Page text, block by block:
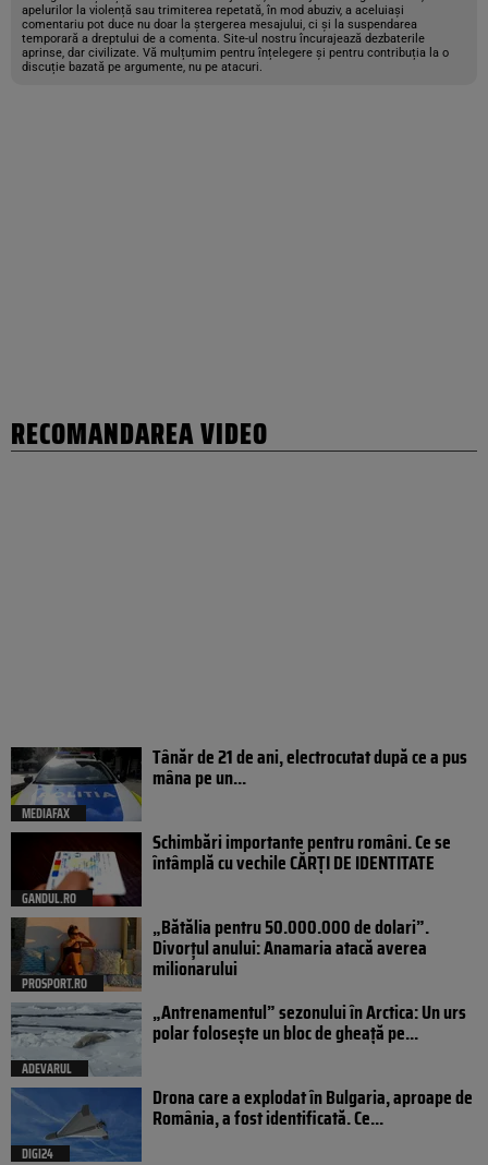
apelurilor la violență sau trimiterea repetată, în mod abuziv, a aceluiași
comentariu pot duce nu doar la ștergerea mesajului, ci și la suspendarea
temporară a dreptului de a comenta. Site-ul nostru încurajează dezbaterile
aprinse, dar civilizate. Vă mulțumim pentru înțelegere și pentru contribuția la o
discuție bazată pe argumente, nu pe atacuri.
RECOMANDAREA VIDEO
MEDIAFAX
Tânăr de 21 de ani, electrocutat după ce a pus
mâna pe un...
GANDUL.RO
Schimbări importante pentru români. Ce se
întâmplă cu vechile CĂRȚI DE IDENTITATE
PROSPORT.RO
„Bătălia pentru 50.000.000 de dolari”.
Divorțul anului: Anamaria atacă averea
milionarului
ADEVARUL
„Antrenamentul” sezonului în Arctica: Un urs
polar folosește un bloc de gheață pe...
DIGI24
Drona care a explodat în Bulgaria, aproape de
România, a fost identificată. Ce...